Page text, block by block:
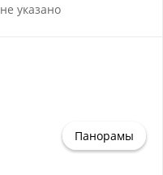
не указано
Панорамы